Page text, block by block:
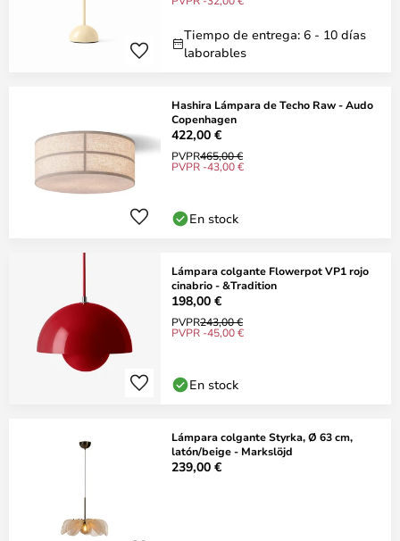
Tiempo de entrega: 6 - 10 días
laborables
Hashira Lámpara de Techo Raw - Audo
Copenhagen
422,00 €
PVPR465,00 €
PVPR -43,00 €
En stock
Lámpara colgante Flowerpot VP1 rojo
cinabrio - &Tradition
198,00 €
PVPR243,00 €
PVPR -45,00 €
En stock
Lámpara colgante Styrka, Ø 63 cm,
latón/beige - Markslöjd
239,00 €